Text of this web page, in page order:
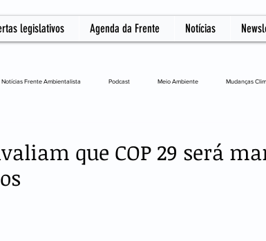
legislativos Agenda da Frente Notícias
Notícias Frente Ambientalista Podcast Meio Ambiente Mudanças
que COP 29 será